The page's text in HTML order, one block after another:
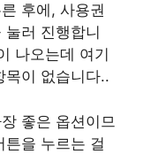
후에, 사용권
러 진행합니
나오는데 여기
목이 없습니다..
좋은 옵션이므
튼을 누르는 걸